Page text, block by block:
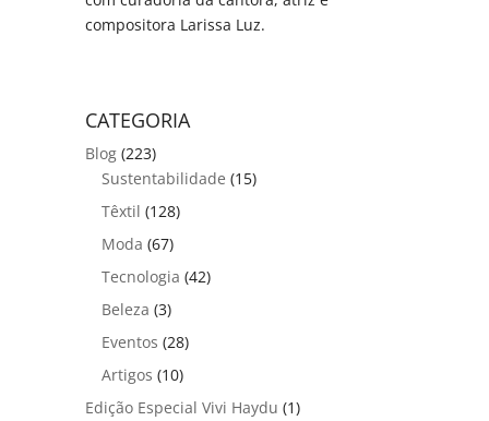
compositora Larissa Luz.
CATEGORIA
Blog (223)
Sustentabilidade (15)
Têxtil (128)
Moda (67)
Tecnologia (42)
Beleza (3)
Eventos (28)
Artigos (10)
Edição Especial Vivi Haydu (1)